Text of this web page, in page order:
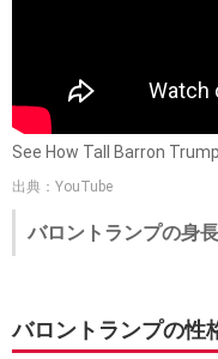
See How Tall Barron
出典：YouTube
バロントランプの身
バロントランプの性